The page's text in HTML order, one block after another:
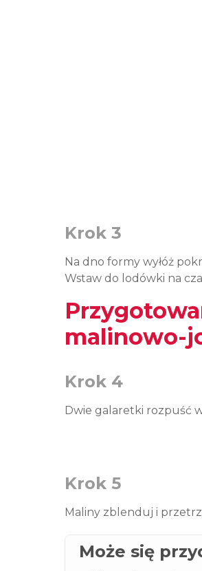
Krok 3
Na dno formy wyłóż
Wstaw do lodówki na
malinowo-
Krok 4
Dwie galaretki rozpuść
Krok 5
Maliny zblenduj i
Może się